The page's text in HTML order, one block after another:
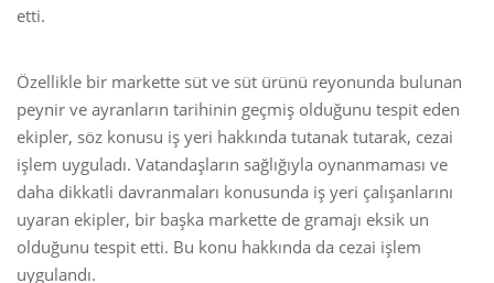
etti.
Özellikle bir markette süt ve süt ürünü reyonunda bulunan
peynir ve ayranların tarihinin geçmiş olduğunu tespit eden
ekipler, söz konusu iş yeri hakkında tutanak tutarak, cezai
işlem uyguladı. Vatandaşların sağlığıyla oynanmaması ve
daha dikkatli davranmaları konusunda iş yeri çalışanlarını
uyaran ekipler, bir başka markette de gramajı eksik un
olduğunu tespit etti. Bu konu hakkında da cezai işlem
uygulandı.